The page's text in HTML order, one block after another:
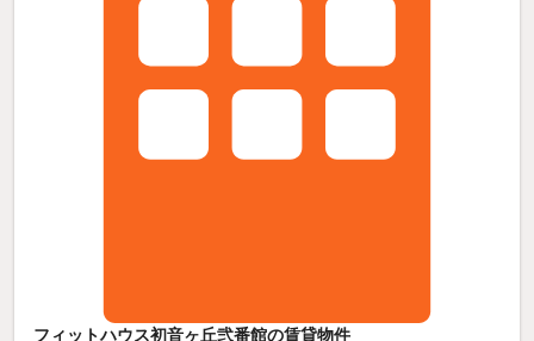
フィットハウス初音ヶ丘弐番館の賃貸物件